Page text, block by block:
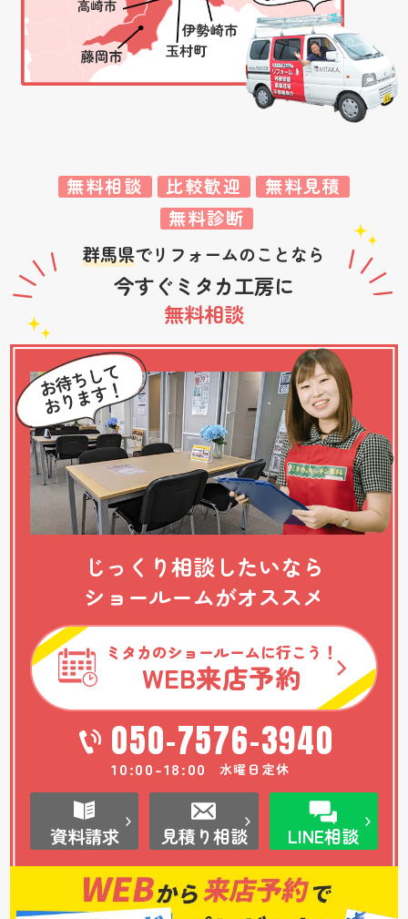
無料相談 比較歓迎
無料見積
無料診断
群馬県でリフォームのことなら
今すぐミタカ工房に
無料相談
じっくり相談したいなら
ショールームがオススメ
ミタカのショールームに行こう！
WEB来店予約
050-7576-3940
10:00-18:00 水曜日定休
資料請求 見積り相談 LINE相談